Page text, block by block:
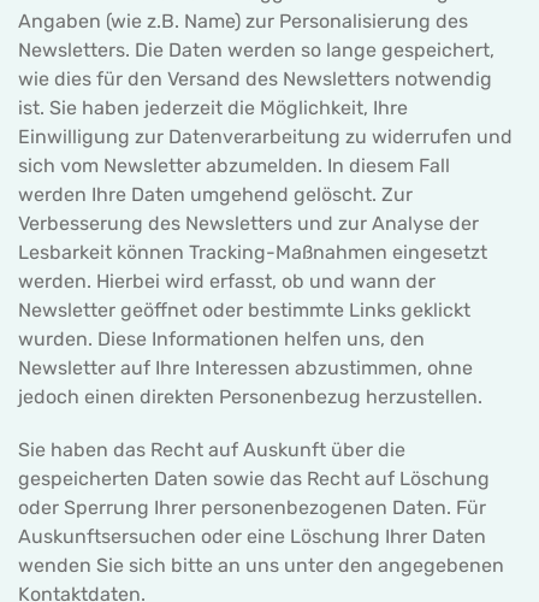
Angaben (wie z.B. Name) zur Personalisierung des
Newsletters. Die Daten werden so lange gespeichert,
wie dies für den Versand des Newsletters notwendig
ist. Sie haben jederzeit die Möglichkeit, Ihre
Einwilligung zur Datenverarbeitung zu widerrufen und
sich vom Newsletter abzumelden. In diesem Fall
werden Ihre Daten umgehend gelöscht. Zur
Verbesserung des Newsletters und zur Analyse der
Lesbarkeit können Tracking-Maßnahmen eingesetzt
werden. Hierbei wird erfasst, ob und wann der
Newsletter geöffnet oder bestimmte Links geklickt
wurden. Diese Informationen helfen uns, den
Newsletter auf Ihre Interessen abzustimmen, ohne
jedoch einen direkten Personenbezug herzustellen.
Sie haben das Recht auf Auskunft über die
gespeicherten Daten sowie das Recht auf Löschung
oder Sperrung Ihrer personenbezogenen Daten. Für
Auskunftsersuchen oder eine Löschung Ihrer Daten
wenden Sie sich bitte an uns unter den angegebenen
Kontaktdaten.